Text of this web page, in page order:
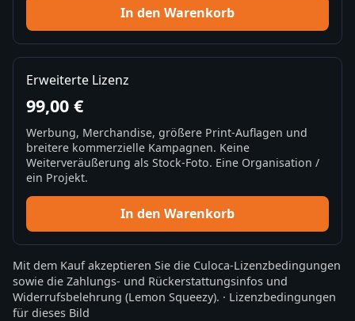
In den Warenkorb
Erweiterte Lizenz
99,00 €
Werbung, Merchandise, größere Print-Auflagen und
breitere kommerzielle Kampagnen. Keine
Weiterveräußerung als Stock-Foto. Eine Organisation /
ein Projekt.
In den Warenkorb
Mit dem Kauf akzeptieren Sie die Culoca-Lizenzbedingungen
sowie die Zahlungs- und Rückerstattungsinfos und
Widerrufsbelehrung (Lemon Squeezy). · Lizenzbedingungen
für dieses Bild